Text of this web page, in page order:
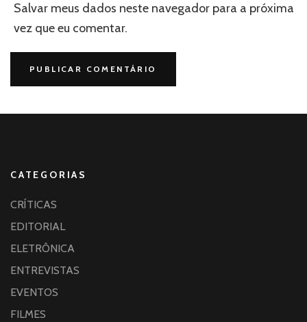
Salvar meus dados neste navegador para a próxima
vez que eu comentar.
CATEGORIAS
CRÍTICAS
EDITORIAL
ELETRÔNICA
ENTREVISTAS
EVENTOS
FILMES